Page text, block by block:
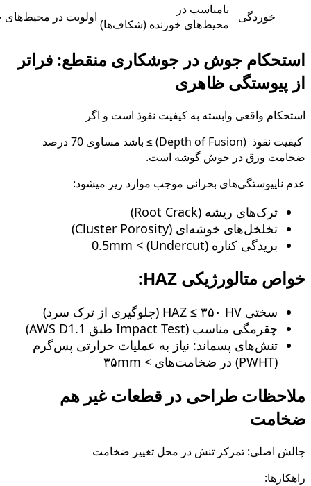
خوردگی
نامناسب در
محیط‌های خورنده (شکاف‌ها) اولویت در محیط‌های
استحکام جوش در جوشکاری منقطع: فراتر
از پیوستگی ظاهری
استحکام واقعی وابسته به کیفیت نفوذ است و اگر
کیفیت نفوذ (Depth of Fusion) ≥ باشد مساوی 70 درصد
ضخامت ورق در جوش گوشه است.
عدم ناپیوستگی‌های بحرانی موجب موارد زیر میشود:
ترک‌های ریشه (Root Crack)
تخلخل‌های خوشه‌ای (Cluster Porosity)
بریدگی کناره (Undercut) > 0.5mm
خواص متالورژیکی HAZ:
سختی HAZ ≤ ۳۵۰ HV (جلوگیری از ترک سرد)
چقرمگی مناسب (Impact Test طبق AWS D1.1)
تنش‌های پسماند: نیاز به عملیات حرارتی پس‌گرم
(PWHT) در ضخامت‌های > ۳۵mm
ملاحظات طراحی در قطعات غیر هم‌
ضخامت
چالش اصلی: تمرکز تنش در محل تغییر ضخامت
راهکارها: